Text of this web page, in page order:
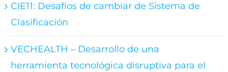
CIE11: Desafíos de cambiar de Sistema de
Clasificación
VECHEALTH – Desarrollo de una
herramienta tecnológica disruptiva para el